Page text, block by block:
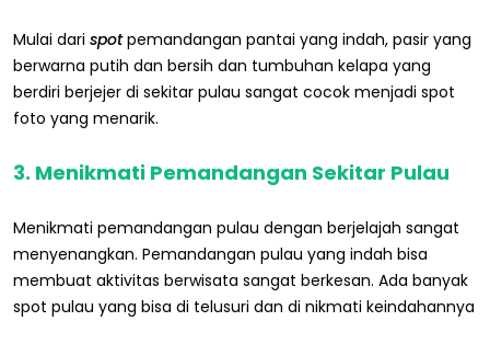
Mulai dari spotpemandangan pantai yang indah, pasir yang
berwarna putih dan bersih dan tumbuhan kelapa yang
berdiri berjejer di sekitar pulau sangat cocok menjadi spot
foto yang menarik.
3. Menikmati Pemandangan Sekitar Pulau
Menikmati pemandangan pulau dengan berjelajah sangat
menyenangkan. Pemandangan pulau yang indah bisa
membuat aktivitas berwisata sangat berkesan. Ada banyak
spot pulau yang bisa di telusuri dan di nikmati keindahannya